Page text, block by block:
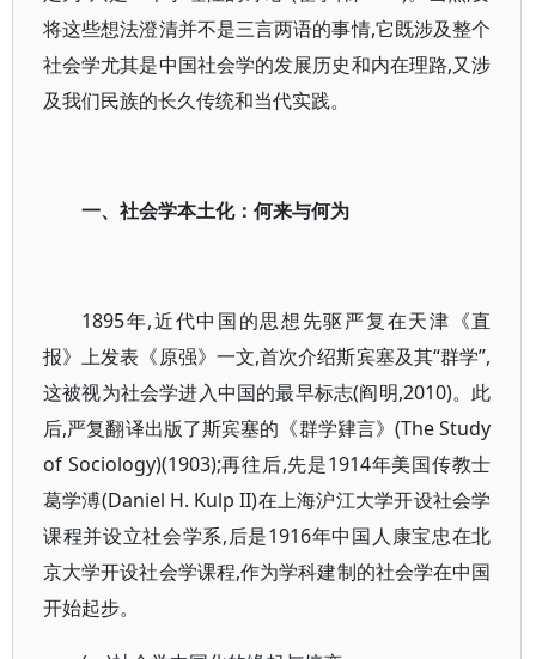
将这些想法澄清并不是三言两语的事情,它既涉及整个
社会学尤其是中国社会学的发展历史和内在理路,又涉
及我们民族的长久传统和当代实践。
一、社会学本土化：何来与何为
1895年,近代中国的思想先驱严复在天津《直
报》上发表《原强》一文,首次介绍斯宾塞及其“群学”,
这被视为社会学进入中国的最早标志(阎明,2010)。此
后,严复翻译出版了斯宾塞的《群学肄言》(The Study
of Sociology)(1903);再往后,先是1914年美国传教士
葛学溥(Daniel H. Kulp II)在上海沪江大学开设社会学
课程并设立社会学系,后是1916年中国人康宝忠在北
京大学开设社会学课程,作为学科建制的社会学在中国
开始起步。